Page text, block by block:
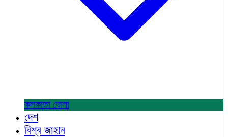
কলকাতা জেলা
দেশ
বিশ্ব জাহান